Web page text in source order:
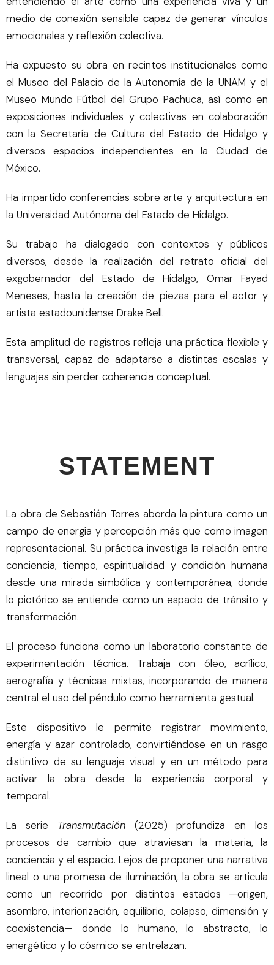
medio de conexión sensible capaz de generar vínculos
emocionales y reflexión colectiva.
Ha expuesto su obra en recintos institucionales como
el Museo del Palacio de la Autonomía de la UNAM y el
Museo Mundo Fútbol del Grupo Pachuca, así como en
exposiciones individuales y colectivas en colaboración
con la Secretaría de Cultura del Estado de Hidalgo y
diversos espacios independientes en la Ciudad de
México.
Ha impartido conferencias sobre arte y arquitectura en
la Universidad Autónoma del Estado de Hidalgo.
Su trabajo ha dialogado con contextos y públicos
diversos, desde la realización del retrato oficial del
exgobernador del Estado de Hidalgo, Omar Fayad
Meneses, hasta la creación de piezas para el actor y
artista estadounidense Drake Bell.
Esta amplitud de registros refleja una práctica flexible y
transversal, capaz de adaptarse a distintas escalas y
lenguajes sin perder coherencia conceptual.
STATEMENT
La obra de Sebastián Torres aborda la pintura como un
campo de energía y percepción más que como imagen
representacional. Su práctica investiga la relación entre
conciencia, tiempo, espiritualidad y condición humana
desde una mirada simbólica y contemporánea, donde
lo pictórico se entiende como un espacio de tránsito y
transformación.
El proceso funciona como un laboratorio constante de
experimentación técnica. Trabaja con óleo, acrílico,
aerografía y técnicas mixtas, incorporando de manera
central el uso del péndulo como herramienta gestual.
Este dispositivo le permite registrar movimiento,
energía y azar controlado, convirtiéndose en un rasgo
distintivo de su lenguaje visual y en un método para
activar la obra desde la experiencia corporal y
temporal.
La serie Transmutación(2025) profundiza en los
procesos de cambio que atraviesan la materia, la
conciencia y el espacio. Lejos de proponer una narrativa
lineal o una promesa de iluminación, la obra se articula
como un recorrido por distintos estados —origen,
asombro, interiorización, equilibrio, colapso, dimensión y
coexistencia— donde lo humano, lo abstracto, lo
energético y lo cósmico se entrelazan.